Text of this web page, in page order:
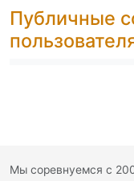
Публичные
Мы соревнуемся с